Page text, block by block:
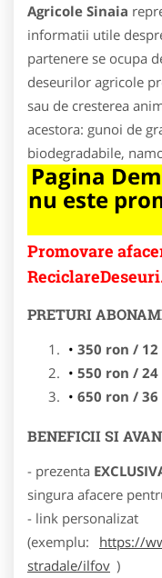
Agricole Sinaia
informatii utile
partenere se ocupa
deseurilor agricole
sau de cresterea
acestora: gunoi de
biodegradabile,
Pagina
nu este
Promovare
PRETURI
350 ron /
550 ron /
650 ron /
BENEFICII SI
- prezenta
singura afacere
- link personalizat
(exemplu:
https://
stradale/ilfov )